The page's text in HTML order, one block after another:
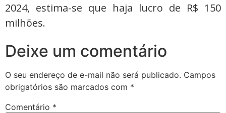
2024, estima-se que haja lucro de R$ 150
milhões.
Deixe um comentário
O seu endereço de e-mail não será publicado. Campos
obrigatórios são marcados com *
Comentário *